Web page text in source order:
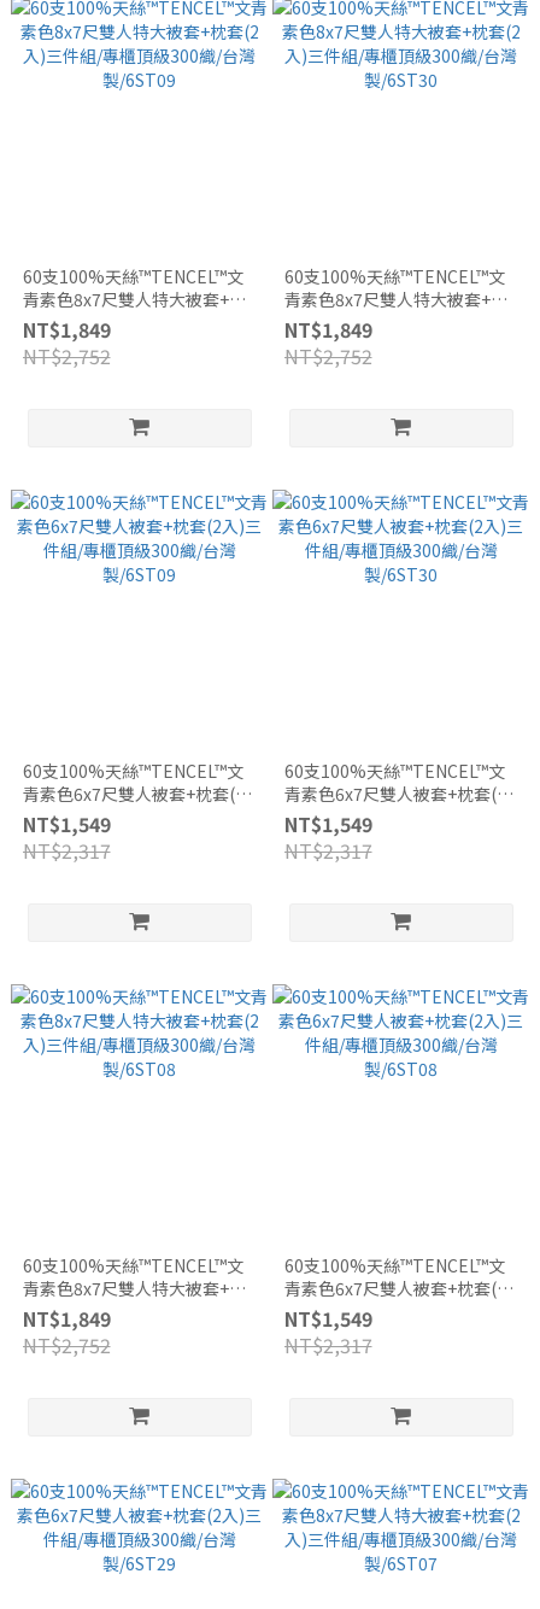
60支100%天絲™TENCEL™文
青素色8x7尺雙人特大被套+枕
套(2入)三件組/專櫃頂級300織/
台灣製/6ST09
NT$1,849
NT$2,752
60支100%天絲™TENCEL™文
青素色8x7尺雙人特大被套+枕
套(2入)三件組/專櫃頂級300織/
台灣製/6ST30
NT$1,849
NT$2,752
60支100%天絲™TENCEL™文
青素色6x7尺雙人被套+枕套(2
入)三件組/專櫃頂級300織/台灣
製/6ST09
NT$1,549
NT$2,317
60支100%天絲™TENCEL™文
青素色6x7尺雙人被套+枕套(2
入)三件組/專櫃頂級300織/台灣
製/6ST30
NT$1,549
NT$2,317
60支100%天絲™TENCEL™文
青素色8x7尺雙人特大被套+枕
套(2入)三件組/專櫃頂級300織/
台灣製/6ST08
NT$1,849
NT$2,752
60支100%天絲™TENCEL™文
青素色6x7尺雙人被套+枕套(2
入)三件組/專櫃頂級300織/台灣
製/6ST08
NT$1,549
NT$2,317